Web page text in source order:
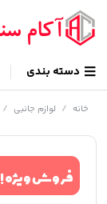
دسته بندی
خانه / لوازم جانبی /
فروش ویژه !